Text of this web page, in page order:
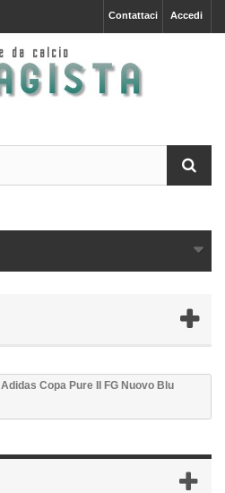
Accedi
Contattaci
Adidas Copa Pure II FG Nuovo Blu